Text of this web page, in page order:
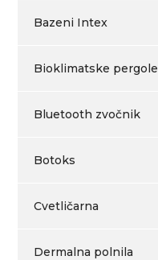
Bazeni Intex
Bioklimatske pergole
Bluetooth zvočnik
Botoks
Cvetličarna
Dermalna polnila